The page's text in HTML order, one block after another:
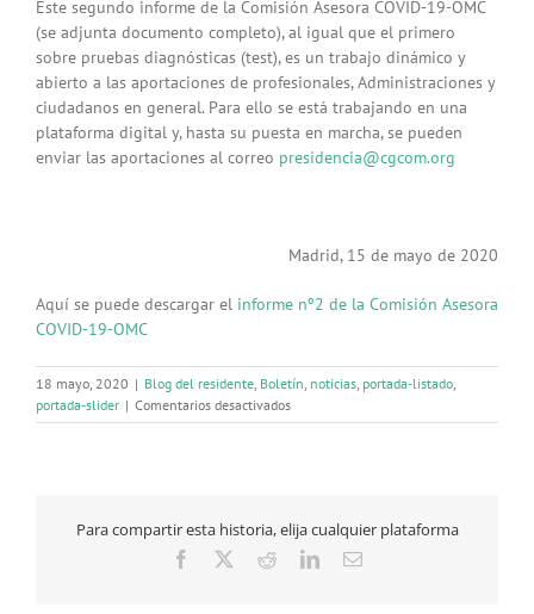
Este segundo informe de la Comisión Asesora COVID-19-OMC
(se adjunta documento completo), al igual que el primero
sobre pruebas diagnósticas (test), es un trabajo dinámico y
abierto a las aportaciones de profesionales, Administraciones y
ciudadanos en general. Para ello se está trabajando en una
plataforma digital y, hasta su puesta en marcha, se pueden
enviar las aportaciones al correo presidencia@cgcom.org
Madrid, 15 de mayo de 2020
Aquí se puede descargar el informe nº2 de la Comisión Asesora
COVID-19-OMC
18 mayo, 2020 | Blog del residente, Boletín, noticias, portada-listado,
portada-slider | Comentarios desactivadosen
Utilización
ámbito
sanitario
Para compartir esta historia, elija cualquier plataforma
Facebook RedditLinkedInCorreo